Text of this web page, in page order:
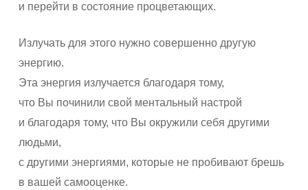
и перейти в состояние процветающих.
Излучать для этого нужно совершенно другую
энергию.
Эта энергия излучается благодаря тому,
что Вы починили свой ментальный настрой
и благодаря тому, что Вы окружили себя другими
людьми,
с другими энергиями, которые не пробивают брешь
в вашей самооценке.